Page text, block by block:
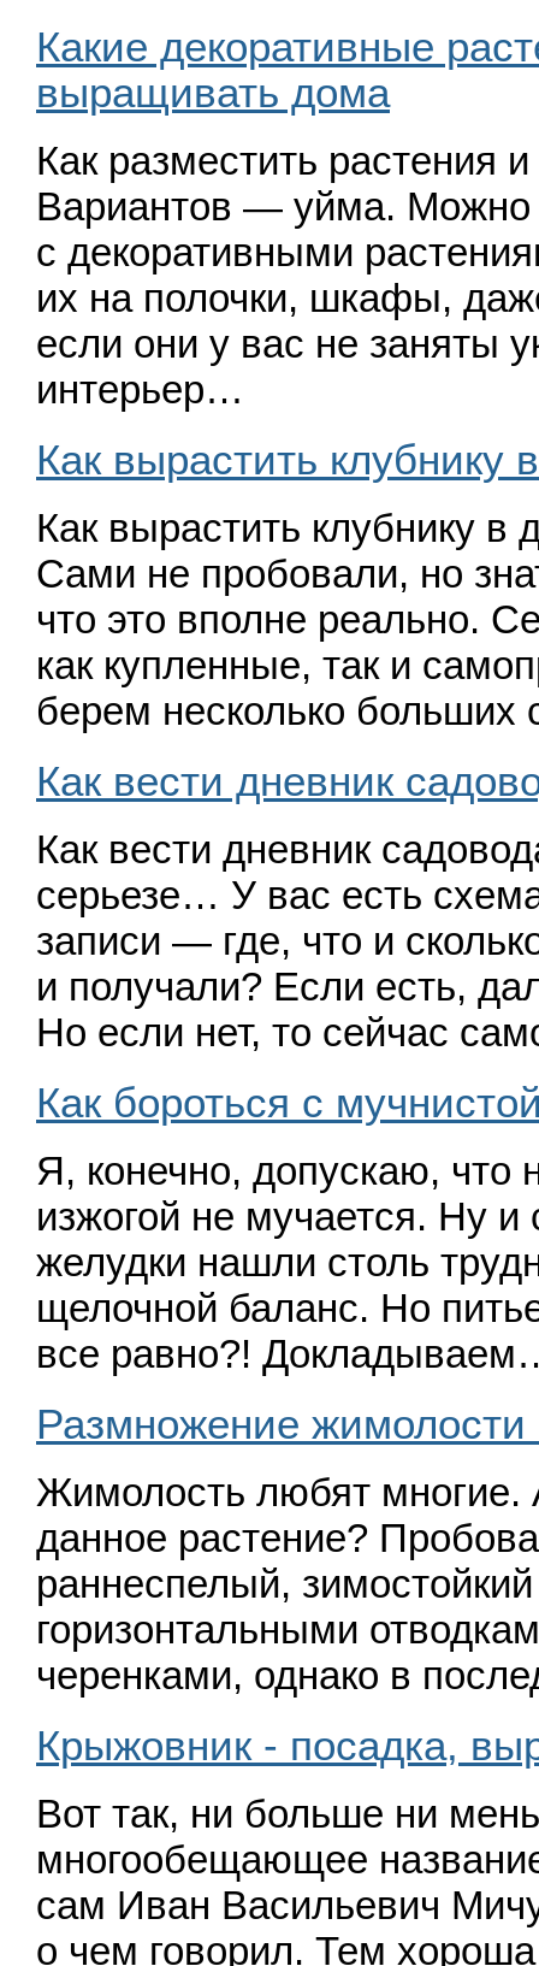
Какие декоративные
выращивать дома
Как разместить растения
Вариантов — уйма. Можно
с декоративными
их на полочки, шкафы,
если они у вас не заняты
интерьер…
Как вырастить
Как вырастить клубнику
Сами не пробовали, но
что это вполне реально.
как купленные, так и
берем несколько
Как вести дневник
Как вести дневник
серьезе… У вас есть
записи — где, что и
и получали? Если есть,
Но если нет, то сейчас
Как бороться с
Я, конечно, допускаю, что
изжогой не мучается. Ну и
желудки нашли столь
щелочной баланс. Но
все равно?!
Размножение жимолости
Жимолость любят многие.
данное растение?
раннеспелый,
горизонтальными
черенками, однако в
Крыжовник - посадка,
Вот так, ни больше ни
многообещающее
сам Иван Васильевич
о чем говорил. Тем хороша